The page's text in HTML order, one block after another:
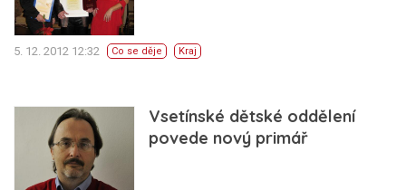
5. 12. 2012 12:32 Co se děje Kraj
Vsetínské dětské oddělení
povede nový primář